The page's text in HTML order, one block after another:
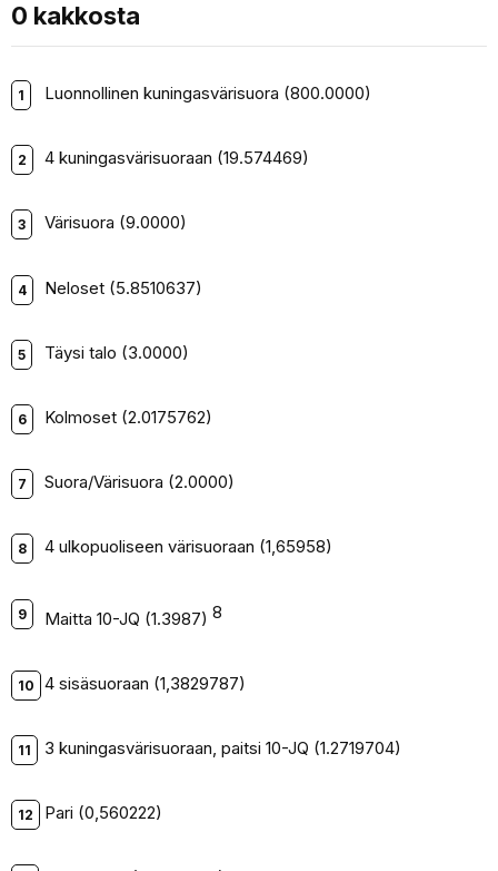
0 kakkosta
Luonnollinen kuningasvärisuora (800.0000)
4 kuningasvärisuoraan (19.574469)
Värisuora (9.0000)
Neloset (5.8510637)
Täysi talo (3.0000)
Kolmoset (2.0175762)
Suora/Värisuora (2.0000)
4 ulkopuoliseen värisuoraan (1,65958)
Maitta 10-JQ (1.3987) 8
4 sisäsuoraan (1,3829787)
3 kuningasvärisuoraan, paitsi 10-JQ (1.2719704)
Pari (0,560222)